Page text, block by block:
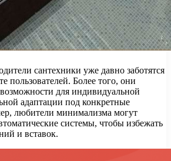
сантехники уже давно заботятся
пользователей. Более того, они
для индивидуальной
адаптации под конкретные
любители минимализма могут
системы, чтобы избежать
и вставок.